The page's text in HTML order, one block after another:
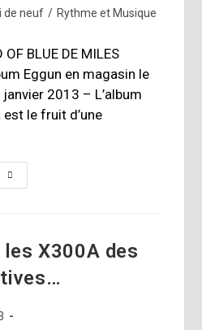
de neuf / Rythme et Musique
OF BLUE DE MILES
Eggun en magasin le
2013 – L’album
est le fruit d’une
Omar
Sosa,
X300A des